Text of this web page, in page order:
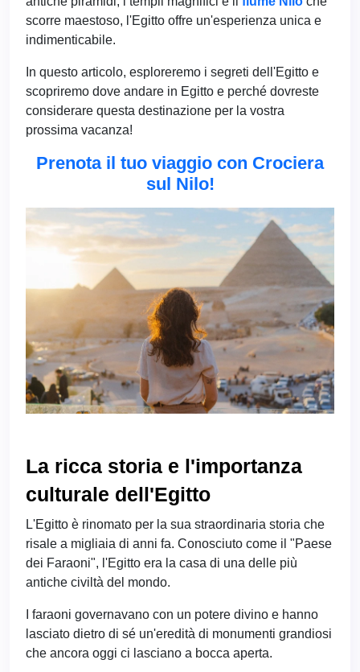
scorre maestoso, l'Egitto offre un'esperienza unica e
indimenticabile.
In questo articolo, esploreremo i segreti dell'Egitto e
scopriremo dove andare in Egitto e perché dovreste
considerare questa destinazione per la vostra
prossima vacanza!
Prenota il tuo viaggio con Crociera
sul Nilo!
La ricca storia e l'importanza
culturale dell'Egitto
L'Egitto è rinomato per la sua straordinaria storia che
risale a migliaia di anni fa. Conosciuto come il "Paese
dei Faraoni", l'Egitto era la casa di una delle più
antiche civiltà del mondo.
I faraoni governavano con un potere divino e hanno
lasciato dietro di sé un'eredità di monumenti grandiosi
che ancora oggi ci lasciano a bocca aperta.